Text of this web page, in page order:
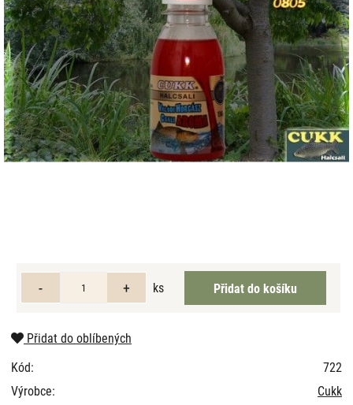
ks
Přidat do oblíbených
Kód:
722
Výrobce:
Cukk